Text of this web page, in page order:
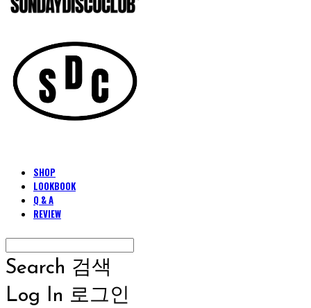
SHOP
LOOKBOOK
Q & A
REVIEW
Search 검색
Log In 로그인